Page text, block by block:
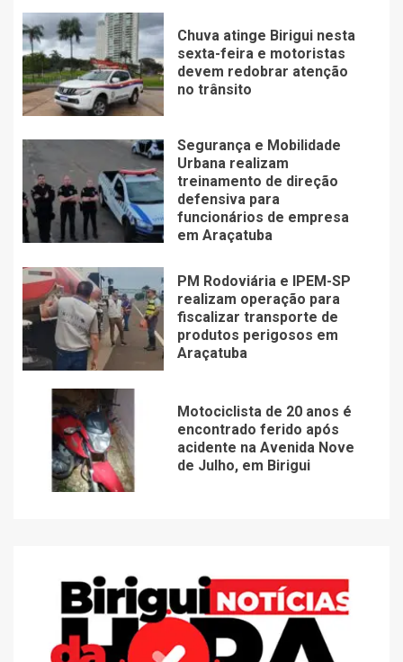
Chuva atinge Birigui nesta
sexta-feira e motoristas
devem redobrar atenção
no trânsito
Segurança e Mobilidade
Urbana realizam
treinamento de direção
defensiva para
funcionários de empresa
em Araçatuba
PM Rodoviária e IPEM-SP
realizam operação para
fiscalizar transporte de
produtos perigosos em
Araçatuba
Motociclista de 20 anos é
encontrado ferido após
acidente na Avenida Nove
de Julho, em Birigui